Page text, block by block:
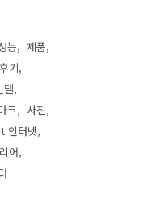
능
제품
후기
텔
크
사진
인터넷
어